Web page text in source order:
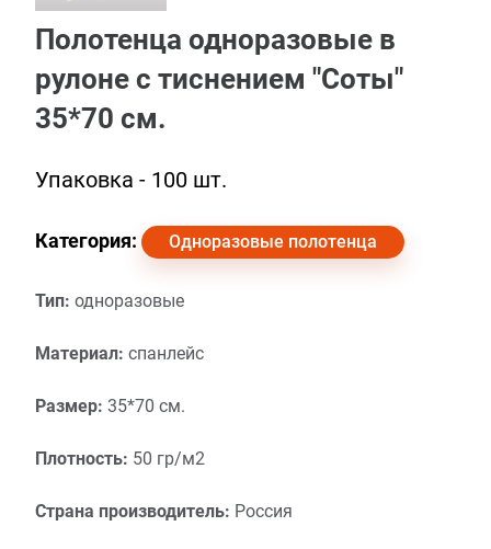
Полотенца одноразовые в
рулоне с тиснением "Соты"
35*70 см.
Упаковка - 100 шт.
Категория: Одноразовые полотенца
Тип: одноразовые
Материал: спанлейс
Размер: 35*70 см.
Плотность: 50 гр/м2
Страна производитель: Россия